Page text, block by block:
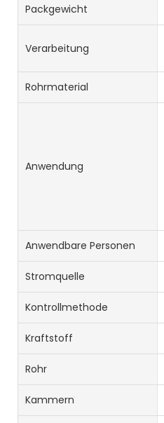
Packgewicht
Verarbeitung
Rohrmaterial
Anwendung
Anwendbare Personen
Stromquelle
Kontrollmethode
Kraftstoff
Rohr
Kammern